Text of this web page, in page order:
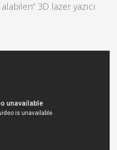
3D lazer yazıcı